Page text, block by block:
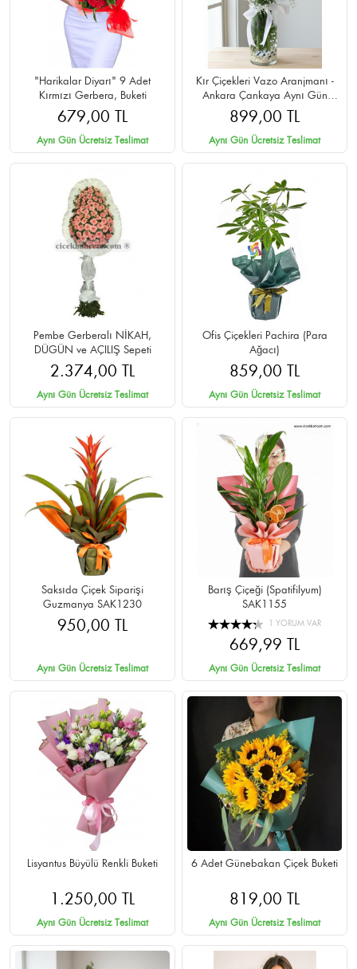
"Harikalar Diyarı" 9 Adet
Kırmızı Gerbera, Buketi
679,00 TL
Aynı Gün Ücretsiz Teslimat
Kır Çiçekleri Vazo Aranjmanı -
Ankara Çankaya Aynı Gün
Teslim
899,00 TL
Aynı Gün Ücretsiz Teslimat
Pembe Gerberalı NİKAH,
DÜGÜN ve AÇILIŞ Sepeti
2.374,00 TL
Aynı Gün Ücretsiz Teslimat
Ofis Çiçekleri Pachira (Para
Ağacı)
859,00 TL
Aynı Gün Ücretsiz Teslimat
Saksıda Çiçek Siparişi
Guzmanya SAK1230
950,00 TL
Aynı Gün Ücretsiz Teslimat
Barış Çiçeği (Spatifilyum)
SAK1155
1 YORUM VAR
669,99 TL
Aynı Gün Ücretsiz Teslimat
Lisyantus Büyülü Renkli Buketi
1.250,00 TL
Aynı Gün Ücretsiz Teslimat
6 Adet Günebakan Çiçek Buketi
819,00 TL
Aynı Gün Ücretsiz Teslimat